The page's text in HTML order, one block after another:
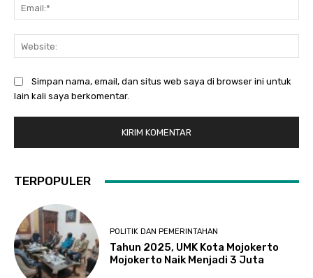
Simpan nama, email, dan situs web saya di browser ini untuk
lain kali saya berkomentar.
TERPOPULER
POLITIK DAN PEMERINTAHAN
Tahun 2025, UMK Kota Mojokerto
Mojokerto Naik Menjadi 3 Juta